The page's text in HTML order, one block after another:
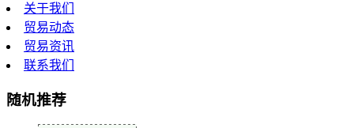
关于我们
贸易动态
贸易资讯
联系我们
随机推荐